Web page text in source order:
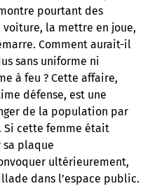
pourtant des
la mettre en joue,
Comment aurait-il
sans uniforme ni
à feu ? Cette affaire,
défense, est une
de la population par
Si cette femme était
plaque
ultérieurement,
dans l’espace public.